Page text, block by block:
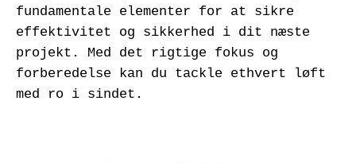
fundamentale elementer for at sikre
effektivitet og sikkerhed i dit næste
projekt. Med det rigtige fokus og
forberedelse kan du tackle ethvert løft
med ro i sindet.